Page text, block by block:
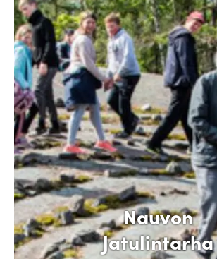
Nauvon
Jatulintarha